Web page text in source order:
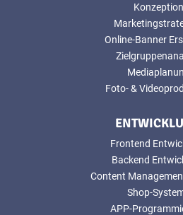
Konzeption
Online-Banner
Foto- &
Frontend
Backend
Content
Shop-
APP-